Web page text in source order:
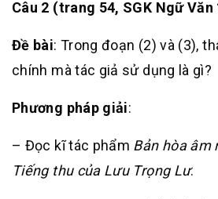
Câu 2 (trang 54, SGK Ngữ Văn
Đề bài: Trong đoạn (2) và (3),
chính mà tác giả sử dụng là gì?
Phương pháp giải:
– Đọc kĩ tác phẩm Bản hòa âm
Tiếng thu của Lưu Trọng Lư.